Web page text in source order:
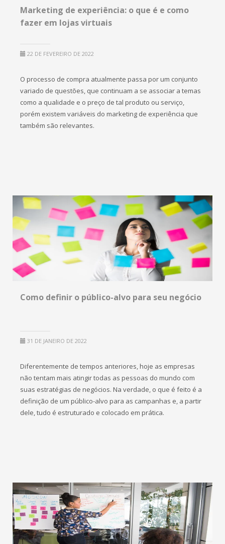
Marketing de experiência: o que é e como
fazer em lojas virtuais
22 DE FEVEREIRO DE 2022
O processo de compra atualmente passa por um conjunto
variado de questões, que continuam a se associar a temas
como a qualidade e o preço de tal produto ou serviço,
porém existem variáveis do marketing de experiência que
também são relevantes.
Como definir o público-alvo para seu negócio
31 DE JANEIRO DE 2022
Diferentemente de tempos anteriores, hoje as empresas
não tentam mais atingir todas as pessoas do mundo com
suas estratégias de negócios. Na verdade, o que é feito é a
definição de um público-alvo para as campanhas e, a partir
dele, tudo é estruturado e colocado em prática.